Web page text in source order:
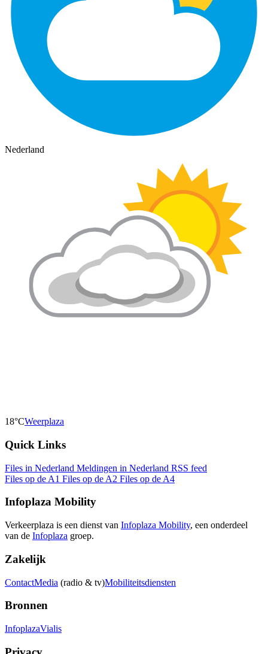
Nederland
18°CWeerplaza
Quick Links
Files in Nederland Meldingen in Nederland RSS feed
Files op de A1 Files op de A2 Files op de A4
Infoplaza Mobility
Verkeerplaza is een dienst van Infoplaza Mobility, een onderdeel
van de Infoplaza groep.
Zakelijk
ContactMedia (radio & tv)Mobiliteitsdiensten
Bronnen
InfoplazaVialis